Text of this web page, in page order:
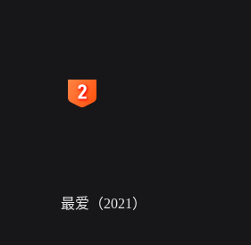
最爱（2021）